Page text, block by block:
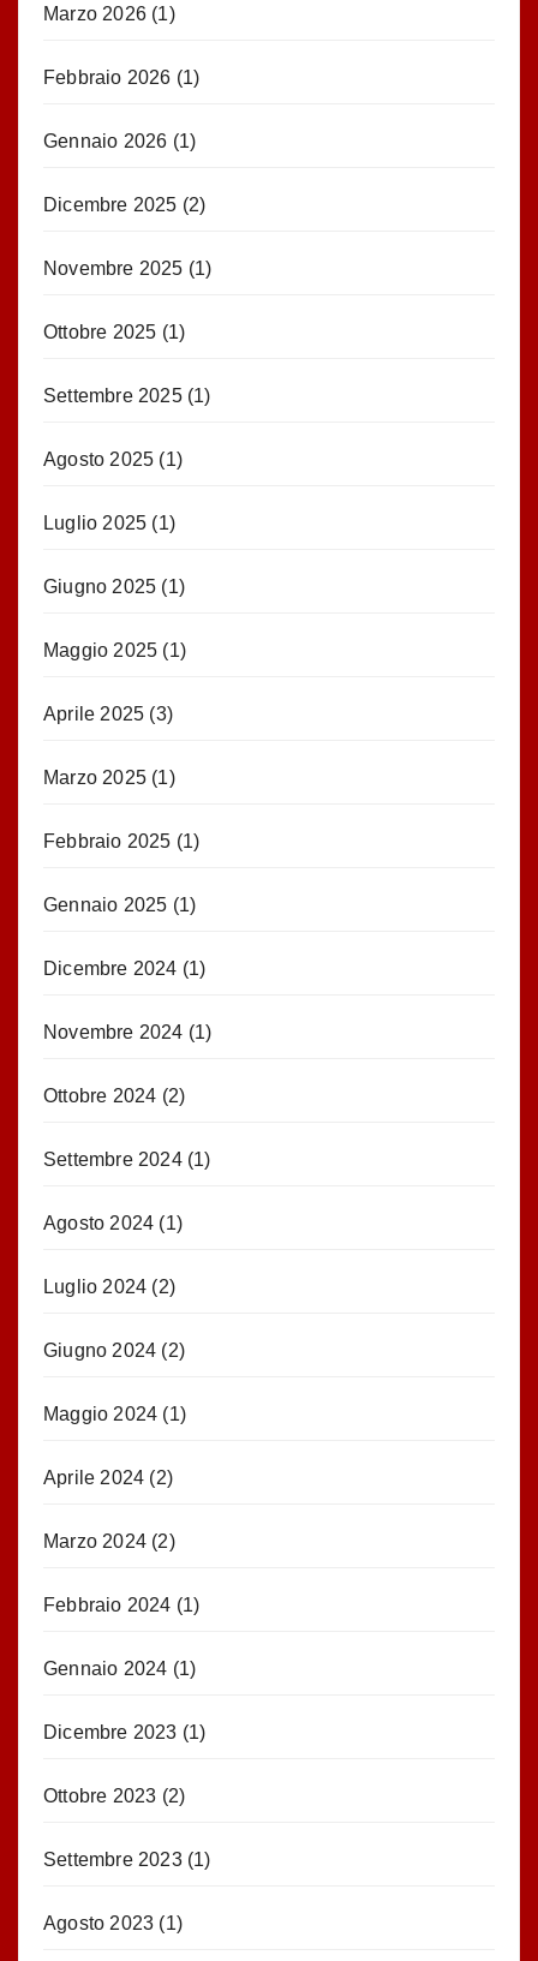
Marzo 2026 (1)
Febbraio 2026 (1)
Gennaio 2026 (1)
Dicembre 2025 (2)
Novembre 2025 (1)
Ottobre 2025 (1)
Settembre 2025(1)
Agosto 2025 (1)
Luglio 2025 (1)
Giugno 2025 (1)
Maggio 2025 (1)
Aprile 2025 (3)
Marzo 2025 (1)
Febbraio 2025 (1)
Gennaio 2025 (1)
Dicembre 2024 (1)
Novembre 2024 (1)
Ottobre 2024 (2)
Settembre 2024(1)
Agosto 2024 (1)
Luglio 2024 (2)
Giugno 2024 (2)
Maggio 2024 (1)
Aprile 2024 (2)
Marzo 2024 (2)
Febbraio 2024 (1)
Gennaio 2024 (1)
Dicembre 2023 (1)
Ottobre 2023 (2)
Settembre 2023(1)
Agosto 2023 (1)